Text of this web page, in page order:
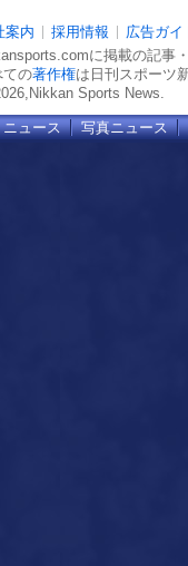
案内 採用情報 広告ガイ
に掲載の記事
ての著作権は日刊スポーツ
Sports News.
ニュース 写真ニュース